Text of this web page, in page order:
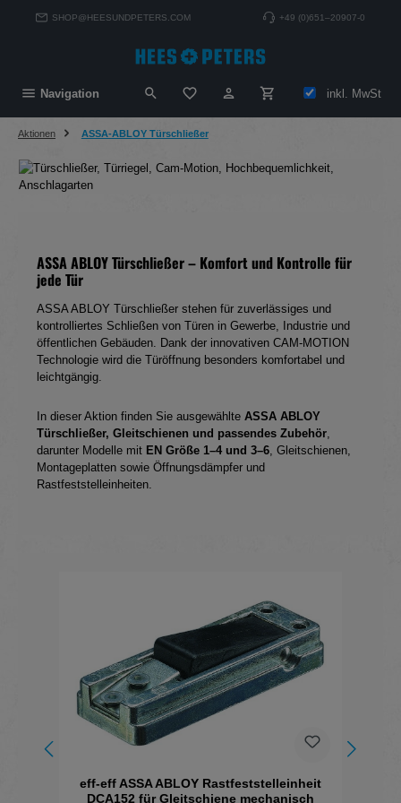
springenSHOP@HEESUNDPETERS.COM +49 (0)651–20907-0
Navigation Du hast 0 Produkte auf deminkl. MwSt
Aktionen ASSA-ABLOY Türschließer
ASSAABLOYTürschließer– Komfortund Kontrolle für
jede Tür
ASSA ABLOY Türschließer stehen für zuverlässiges und
kontrolliertes Schließen von Türen in Gewerbe, Industrie und
öffentlichen Gebäuden. Dank der innovativen CAM-MOTION
Technologie wird die Türöffnung besonders komfortabel und
leichtgängig.
In dieser Aktion finden Sie ausgewählte ASSA ABLOY
Türschließer, Gleitschienen und passendes Zubehör,
darunter Modelle mit EN Größe 1–4 und 3–6, Gleitschienen,
Montageplatten sowie Öffnungsdämpfer und
Rastfeststelleinheiten.
eff-eff ASSA ABLOY Rastfeststelleinheit
DCA152 für Gleitschiene mechanisch